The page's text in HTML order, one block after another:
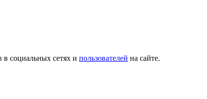
социальных сетях и пользователей на сайте.